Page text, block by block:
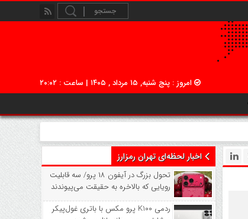
امروز : پنج شنبه, ۱۵ مرداد , ۱۴۰۵ | ساعت : ۲۰:۰۲
اخبار لحظه‌ای تهران رمزارز
تحول بزرگ در آیفون ۱۸ پرو/ سه قابلیت
رویایی که بالاخره به حقیقت می‌پیوندند
ردمی K100 پرو مکس با باتری غول‌پیکر